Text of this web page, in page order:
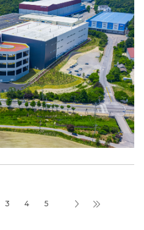
3 4 5